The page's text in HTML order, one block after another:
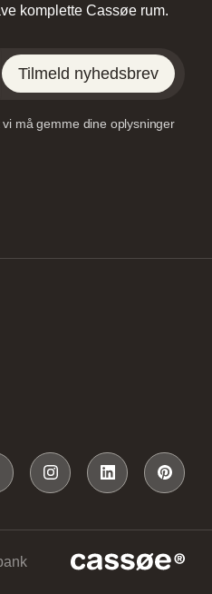
komplette Cassøe rum.
Tilmeld nyhedsbrev
må gemme dine oplysninger
Køkkenet –
Alle 198, 6400